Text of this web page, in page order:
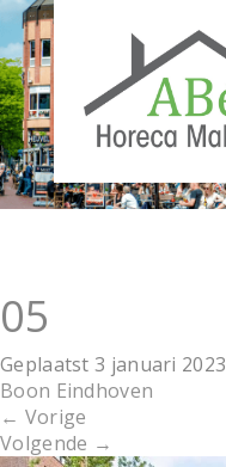
05
Geplaatst3 januari 2023
Boon Eindhoven
← Vorige
Volgende →